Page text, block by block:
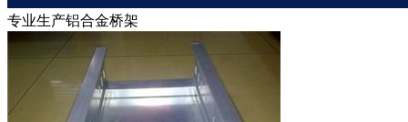
专业生产铝合金桥架